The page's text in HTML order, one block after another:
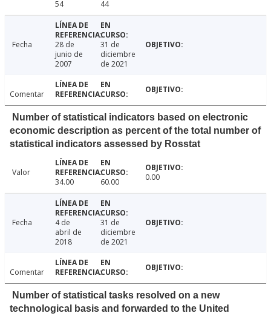
54
44
Fecha
28 de
junio de
2007
31 de
diciembre
de 2021
Comentar
Number of statistical indicators based on electronic
economic description as percent of the total number of
statistical indicators assessed by Rosstat
Valor
34.00
60.00 0.00
Fecha
4 de
abril de
2018
31 de
diciembre
de 2021
Comentar
Number of statistical tasks resolved on a new
technological basis and forwarded to the United